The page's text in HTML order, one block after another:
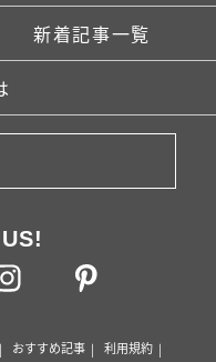
新着記事一覧
おすすめ記事 利用規約